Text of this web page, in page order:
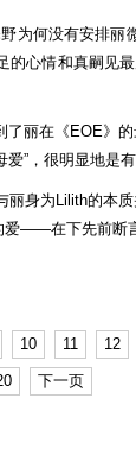
何没有安排丽
心情和真嗣见
在《EOE》的
”，很明显地是
为Lilith的本质
——在下先前断
10 11 12
下一页